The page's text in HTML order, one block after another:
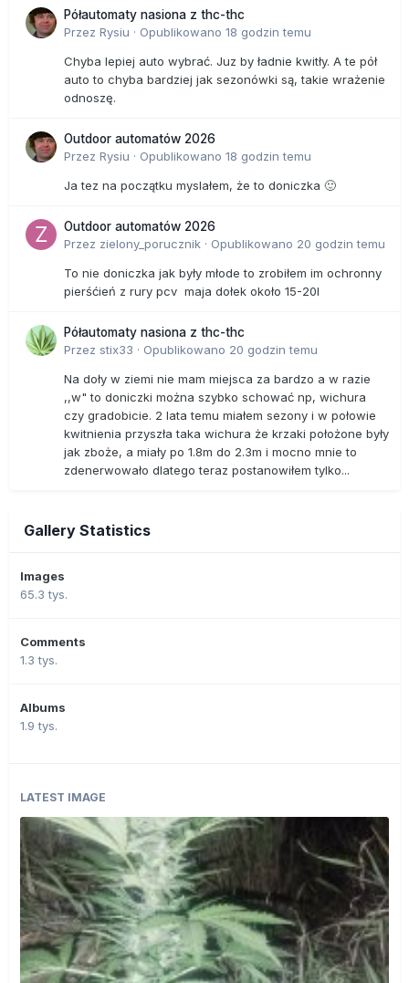
Półautomaty nasiona z thc-thc
Przez Rysiu · Opublikowano 18 godzin temu
Chyba lepiej auto wybrać. Juz by ładnie kwitły. A te pół
auto to chyba bardziej jak sezonówki są, takie wrażenie
odnoszę.
Outdoor automatów 2026
Przez Rysiu · Opublikowano 18 godzin temu
Ja tez na początku myslałem, że to doniczka 🙂
Outdoor automatów 2026
Przez zielony_porucznik · Opublikowano 20 godzin temu
To nie doniczka jak były młode to zrobiłem im ochronny
pierśćień z rury pcv maja dołek około 15-20l
Półautomaty nasiona z thc-thc
Przez stix33 · Opublikowano 20 godzin temu
Na doły w ziemi nie mam miejsca za bardzo a w razie
,,w" to doniczki można szybko schować np, wichura
czy gradobicie. 2 lata temu miałem sezony i w połowie
kwitnienia przyszła taka wichura że krzaki położone były
jak zboże, a miały po 1.8m do 2.3m i mocno mnie to
zdenerwowało dlatego teraz postanowiłem tylko...
Gallery Statistics
Images
65.3 tys.
Comments
1.3 tys.
Albums
1.9 tys.
LATEST IMAGE